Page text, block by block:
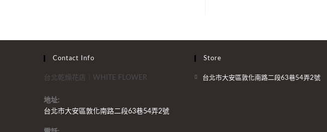
Contact Info
台北乾燥花店｜WHITE FLOWER
地址:
台北市大安區敦化南路二段63巷54弄2號
Store
台北市大安區敦化南路二段63巷54弄2號